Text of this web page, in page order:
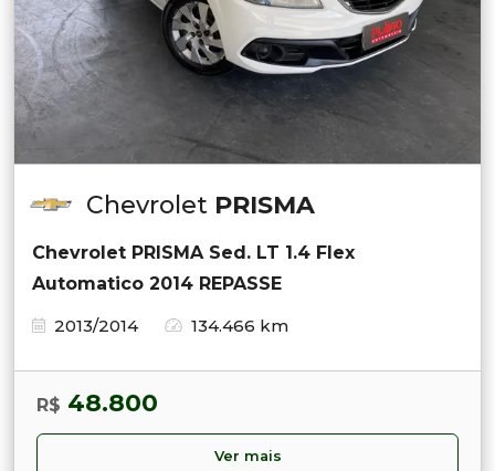
Chevrolet PRISMA
Chevrolet PRISMA Sed. LT 1.4 Flex
Automatico 2014 REPASSE
2013/2014
134.466 km
R$ 48.800
Ver mais